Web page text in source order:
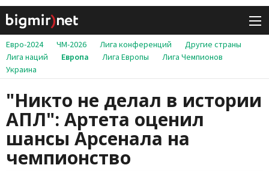
Евро-2024 ЧМ-2026 Лига конференций
Другие страны
Лига наций
Европа Лига Европы
Лига Чемпионов
Украина
"Никто не делал в истории
АПЛ": Артета оценил
шансы Арсенала на
чемпионство